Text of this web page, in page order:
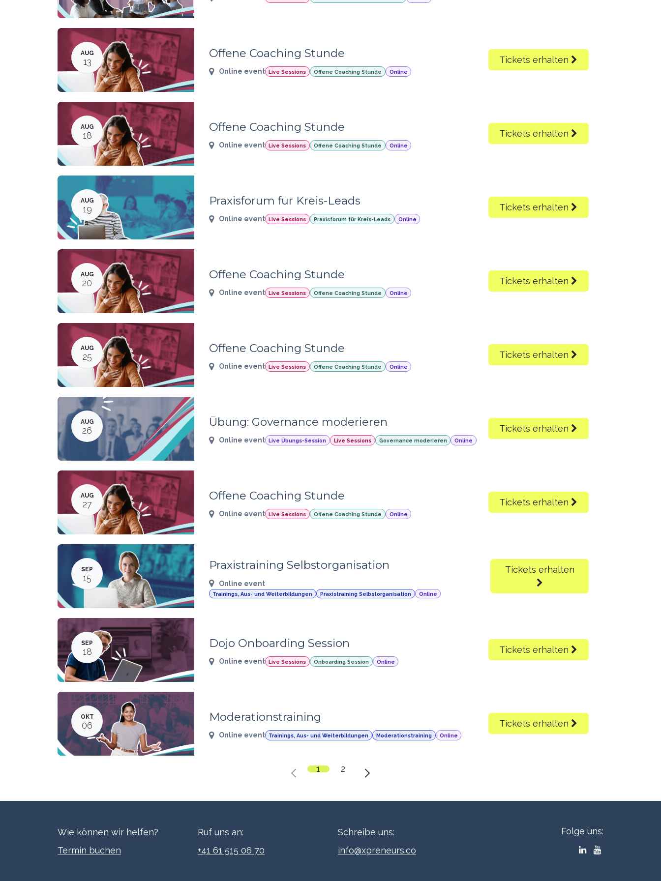
AUG
13
Offene Coaching Stunde
Online event Live Sessions Offene Coaching Stunde Online
Tickets erhalten
AUG
18
Offene Coaching Stunde
Online event Live Sessions Offene Coaching Stunde Online
Tickets erhalten
AUG
19
Praxisforum für Kreis-Leads
Online event Live Sessions Praxisforum für Kreis-Leads Online
Tickets erhalten
AUG
20
Offene Coaching Stunde
Online event Live Sessions Offene Coaching Stunde Online
Tickets erhalten
AUG
25
Offene Coaching Stunde
Online event Live Sessions Offene Coaching Stunde Online
Tickets erhalten
AUG
26
Übung: Governance moderieren
Online event Live Übungs-Session Live Sessions Governance moderieren Online
Tickets erhalten
AUG
27
Offene Coaching Stunde
Online event Live Sessions Offene Coaching Stunde Online
Tickets erhalten
SEP
15
Praxistraining Selbstorganisation
Online event
Trainings, Aus- und Weiterbildungen Praxistraining Selbstorganisation Online
SEP
18
Dojo Onboarding Session
Online event Live Sessions Onboarding Session Online
Tickets erhalten
OKT
06
Moderationstraining
Online event Trainings, Aus- und Weiterbildungen Moderationstraining Online
Tickets erhalten
1 2
Wie können wir helfen?
Termi​n buchen
Ruf uns an:
+41 61 515 06 70
Schreibe uns:
info@xpreneurs.co
Folge uns: